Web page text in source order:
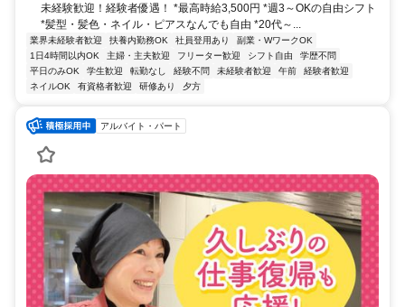
未経験歓迎！経験者優遇！ *最高時給3,500円 *週3～OKの自由シフト
*髪型・髪色・ネイル・ピアスなんでも自由 *20代～...
業界未経験者歓迎 扶養内勤務OK 社員登用あり
副業・WワークOK
1日4時間以内OK
主婦・主夫歓迎 フリーター歓迎 シフト自由
学歴不問
平日のみOK
学生歓迎 転勤なし 経験不問 未経験者歓迎 午前
経験者歓迎
ネイルOK
有資格者歓迎 研修あり 夕方
アルバイト・パート